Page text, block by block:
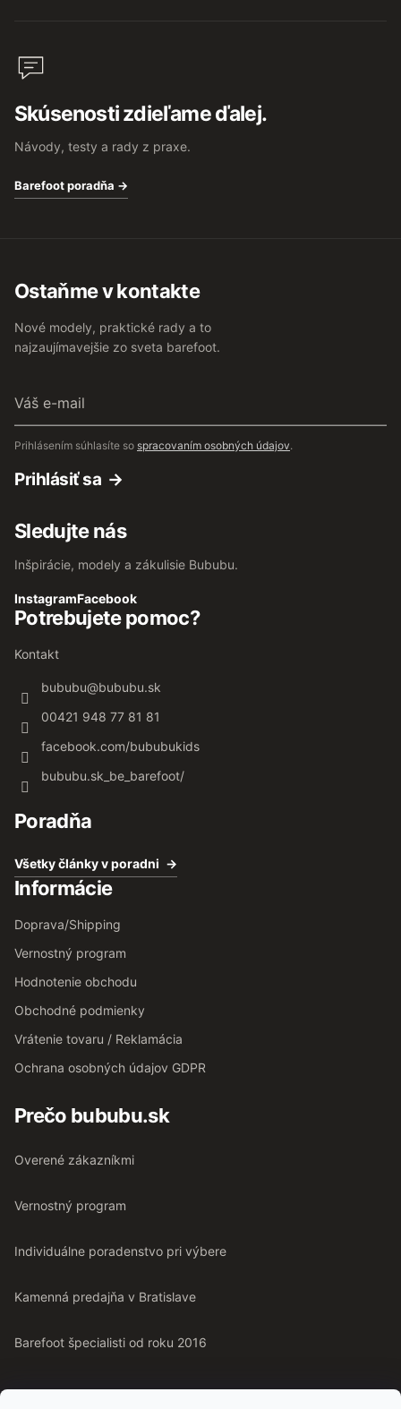
Skúsenosti zdieľame ďalej.
Návody, testy a rady z praxe.
Barefoot poradňa →
Ostaňme v kontakte
Nové modely, praktické rady a to
najzaujímavejšie zo sveta barefoot.
e-
mail
Prihlásením súhlasíte so spracovaním osobných údajov.
Prihlásiť sa
Sledujte nás
Inšpirácie, modely a zákulisie Bububu.
InstagramFacebook
Potrebujete pomoc?
Kontakt
bububu@bububu.sk
00421 948 77 81 81
facebook.com/bububukids
bububu.sk_be_barefoot/
Poradňa
Všetky články v poradni
Informácie
Doprava/Shipping
Vernostný program
Hodnotenie obchodu
Obchodné podmienky
Vrátenie tovaru / Reklamácia
Ochrana osobných údajov GDPR
Prečo bububu.sk
Overené zákazníkmi
Vernostný program
Individuálne poradenstvo pri výbere
Kamenná predajňa v Bratislave
Barefoot špecialisti od roku 2016